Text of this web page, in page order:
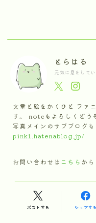
とらはる
元気に息をして
文章と絵をかくひと ファ
す。 noteもよろしくどう
写真メインのサブブログ
pink1.hatenablog.jp/
お問い合わせは こちら から
ポストする シェアする